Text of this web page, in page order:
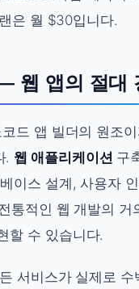
은 월 $30입니다.
웹 앱의 절대
드 앱 빌더의 원조
. 웹 애플리케이션 구
이스 설계, 사용자
통적인 웹 개발의 거
할 수 있습니다.
서비스가 실제로 수